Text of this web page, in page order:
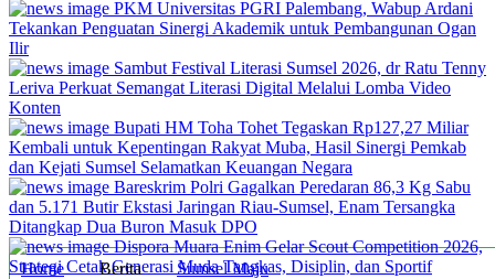
PKM Universitas PGRI Palembang, Wabup Ardani
Tekankan Penguatan Sinergi Akademik untuk Pembangunan Ogan
Ilir
Sambut Festival Literasi Sumsel 2026, dr Ratu Tenny
Leriva Perkuat Semangat Literasi Digital Melalui Lomba Video
Konten
Bupati HM Toha Tohet Tegaskan Rp127,27 Miliar
Kembali untuk Kepentingan Rakyat Muba, Hasil Sinergi Pemkab
dan Kejati Sumsel Selamatkan Keuangan Negara
Bareskrim Polri Gagalkan Peredaran 86,3 Kg Sabu
dan 5.171 Butir Ekstasi Jaringan Riau-Sumsel, Enam Tersangka
Ditangkap Dua Buron Masuk DPO
Dispora Muara Enim Gelar Scout Competition 2026,
Strategi Cetak Generasi Muda Tangkas, Disiplin, dan Sportif
Home Berita Sumsel Maju